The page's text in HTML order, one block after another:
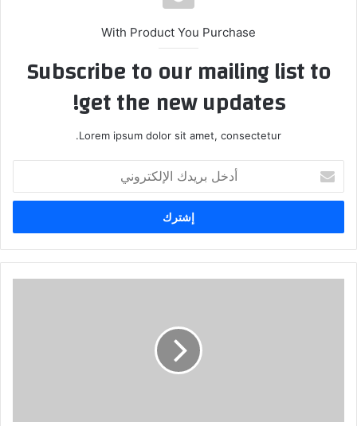
With Product You Purchase
Subscribe to our mailing list to
get the new updates!
Lorem ipsum dolor sit amet, consectetur.
بريدك
الإلكتروني